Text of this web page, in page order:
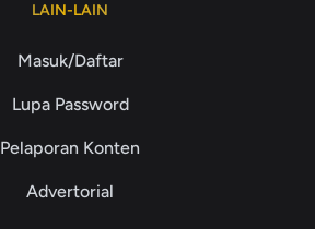
LAIN-LAIN
Masuk/Daftar
Lupa Password
Pelaporan Konten
Advertorial